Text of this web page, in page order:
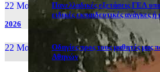
22 Μαι, 26
Πανελλαδικές εξετάσεις ΓΕΛ
ειδικές εκπαιδευτικές ανάγκες
2026
22 Μαι, 26
Οδηγίες προς τους μαθητές
Αθηνών